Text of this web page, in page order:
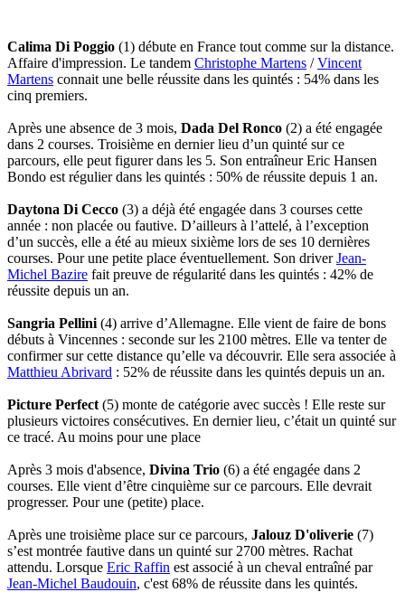
Calima Di Poggio (1) débute en France tout comme sur la distance.
Affaire d'impression. Le tandem Christophe Martens /Vincent
Martens connait une belle réussite dans les quintés : 54% dans les
cinq premiers.
Après une absence de 3 mois, Dada Del Ronco (2) a été engagée
dans 2 courses. Troisième en dernier lieu d’un quinté sur ce
parcours, elle peut figurer dans les 5. Son entraîneur Eric Hansen
Bondo est régulier dans les quintés : 50% de réussite depuis 1 an.
Daytona Di Cecco (3) a déjà été engagée dans 3 courses cette
année : non placée ou fautive. D’ailleurs à l’attelé, à l’exception
d’un succès, elle a été au mieux sixième lors de ses 10 dernières
courses. Pour une petite place éventuellement. Son driverJean-
Michel Bazire fait preuve de régularité dans les quintés : 42% de
réussite depuis un an.
Sangria Pellini (4) arrive d’Allemagne. Elle vient de faire de bons
débuts à Vincennes : seconde sur les 2100 mètres. Elle va tenter de
confirmer sur cette distance qu’elle va découvrir. Elle sera associée à
Matthieu Abrivard : 52% de réussite dans les quintés depuis un an.
Picture Perfect (5) monte de catégorie avec succès ! Elle reste sur
plusieurs victoires consécutives. En dernier lieu, c’était un quinté sur
ce tracé. Au moins pour une place
Après 3 mois d'absence, Divina Trio (6) a été engagée dans 2
courses. Elle vient d’être cinquième sur ce parcours. Elle devrait
progresser. Pour une (petite) place.
Après une troisième place sur ce parcours, Jalouz D'oliverie (7)
s’est montrée fautive dans un quinté sur 2700 mètres. Rachat
attendu. Lorsque Eric Raffin est associé à un cheval entraîné par
Jean-Michel Baudouin, c'est 68% de réussite dans les quintés.